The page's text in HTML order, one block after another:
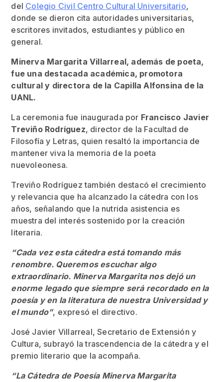
del Colegio Civil Centro Cultural Universitario,
donde se dieron cita autoridades universitarias,
escritores invitados, estudiantes y público en
general.
Minerva Margarita Villarreal, además de poeta,
fue una destacada académica, promotora
cultural y directora de la Capilla Alfonsina de la
UANL.
La ceremonia fue inaugurada por Francisco Javier
Treviño Rodríguez, director de la Facultad de
Filosofía y Letras, quien resaltó la importancia de
mantener viva la memoria de la poeta
nuevoleonesa.
Treviño Rodríguez también destacó el crecimiento
y relevancia que ha alcanzado la cátedra con los
años, señalando que la nutrida asistencia es
muestra del interés sostenido por la creación
literaria.
“Cada vez esta cátedra está tomando más
renombre. Queremos escuchar algo
extraordinario. Minerva Margarita nos dejó un
enorme legado que siempre será recordado en la
poesía y en la literatura de nuestra Universidad y
el mundo”, expresó el directivo.
José Javier Villarreal, Secretario de Extensión y
Cultura, subrayó la trascendencia de la cátedra y el
premio literario que la acompaña.
“La Cátedra de Poesía Minerva Margarita